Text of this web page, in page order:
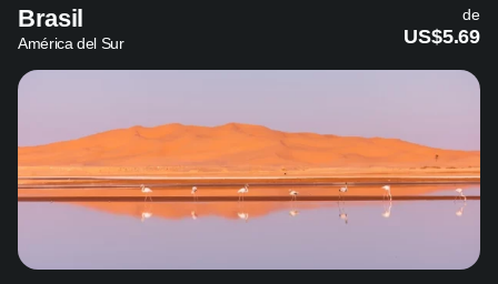
Brasil
América del Sur
de
US$5.69